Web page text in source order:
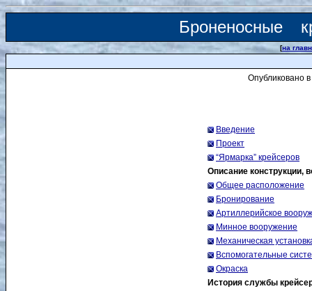
Броненосные
[на
Опубликовано
Введение
Проект
“Ярмарка” крейсеров
Описание конструкции,
Общее расположение
Бронирование
Артиллерийское
Минное вооружение
Механическая
Вспомогательные
Окраска
История службы